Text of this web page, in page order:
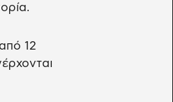
12